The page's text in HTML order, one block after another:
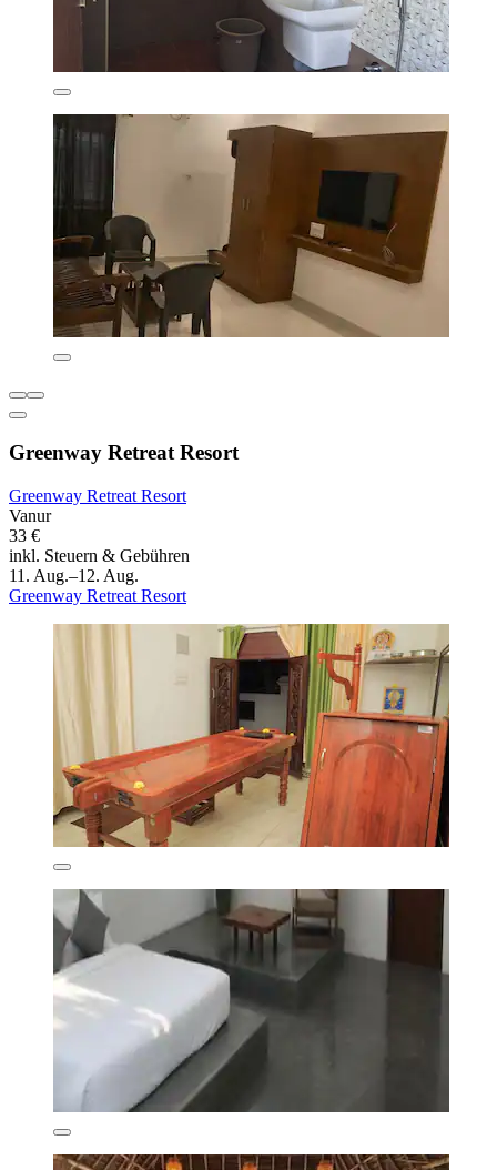
Greenway Retreat Resort
Greenway Retreat Resort
Vanur
33 €
inkl. Steuern & Gebühren
11. Aug.–12. Aug.
Greenway Retreat Resort